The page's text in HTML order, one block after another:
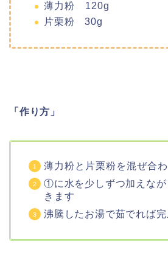
薄力粉 120g
片栗粉 30g
「作り方」
薄力粉と片栗粉を混ぜ合
①に水を少しずつ加えなが
きます
沸騰したお湯で茹でれば完